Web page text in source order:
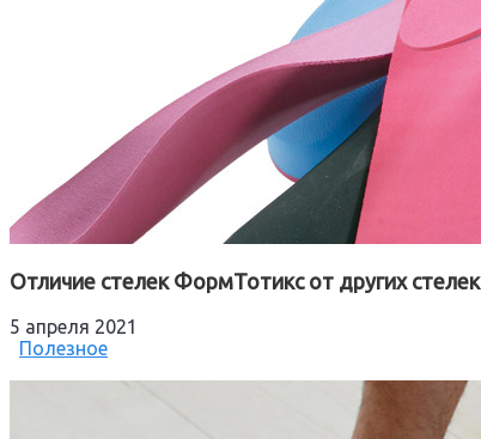
Отличие стелек ФормТотикс от других стелек
5 апреля 2021
Полезное